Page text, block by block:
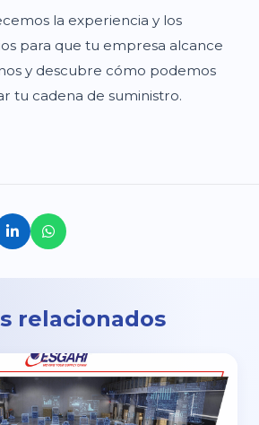
la experiencia y los
para que tu empresa alcance
y descubre cómo podemos
tu cadena de suministro.
relacionados